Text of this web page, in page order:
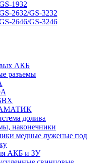
1932
2632/GS-3232
2646/GS-3246
АКБ
разъемы
долива
наконечники
медные луженые под
АКБ и ЗУ